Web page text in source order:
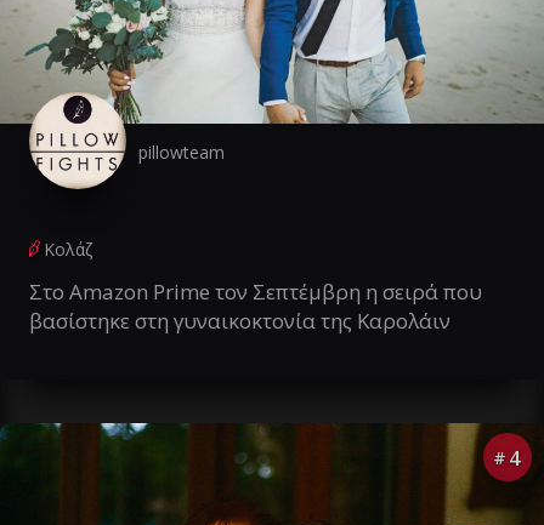
pillowteam
Κολάζ
Στο Amazon Prime τον Σεπτέμβρη η σειρά που
βασίστηκε στη γυναικοκτονία της Καρολάιν
# 4